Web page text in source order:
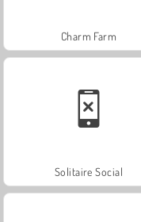
Charm Farm
Solitaire Social